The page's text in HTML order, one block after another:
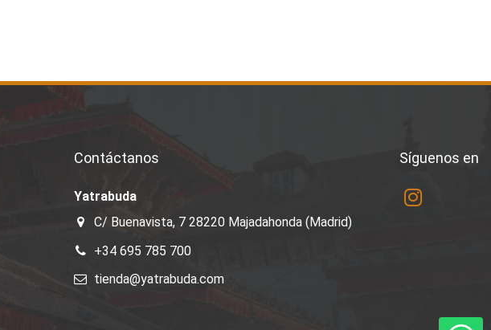
Contáctanos
Yatrabuda
C/ Buenavista, 7 28220 Majadahonda (Madrid)
+34 695 785 700
tienda@yatrabuda.com
Síguenos en